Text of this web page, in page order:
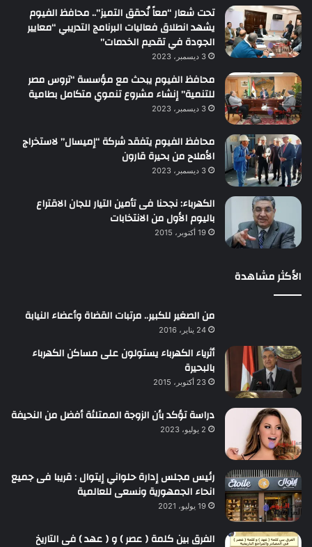
تحت شعار “معاً نُحقق التميز”.. محافظ الفيوم
يشهد انطلاق فعاليات البرنامج التدريبي “معايير
الجودة في تقديم الخدمات”
3 ديسمبر، 2023
محافظ الفيوم يبحث مع مؤسسة “تروس مصر
للتنمية” إنشاء مشروع تنموي متكامل بطامية
3 ديسمبر، 2023
محافظ الفيوم يتفقد شركة “إميسال” لاستخراج
الأملاح من بحيرة قارون
3 ديسمبر، 2023
الكهرباء: نجحنا فى تأمين التيار للجان الاقتراع
باليوم الأول من الانتخابات
19 أكتوبر، 2015
الأكثر مشاهدة
من الصغير للكبير.. مرتبات القضاة وأعضاء النيابة
24 يناير، 2016
أثرياء الكهرباء يستولون على مساكن الكهرباء
بالبحيرة
23 أكتوبر، 2015
دراسة تؤكد بأن الزوجة الممتلئة أفضل من النحيفة
2 يوليو، 2023
رئيس مجلس إدارة حلواني إيتوال : قريبا فى جميع
انحاء الجمهورية ونسعى للعالمية
19 يوليو، 2021
الفرق بين كلمة ( عصر ) و ( عهد ) فى التاريخ